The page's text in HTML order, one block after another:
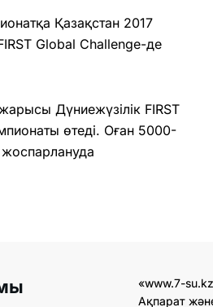
Қазақстан 2017
Global Challenge-де
Дүниежүзілік FIRST
өтеді. Оған 5000-
«www.7-
Ақпарат